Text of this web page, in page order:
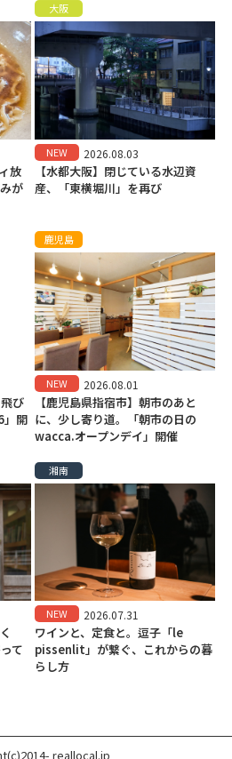
放
が
大阪
NEW 2026.08.03
【水都大阪】閉じている水辺資
産、「東横堀川」を再び
び
」開
鹿児島
NEW 2026.08.01
【鹿児島県指宿市】朝市のあと
に、少し寄り道。「朝市の日の
wacca.オープンデイ」開催
て
湘南
NEW 2026.07.31
ワインと、定食と。逗子「le
pissenlit」が繋ぐ、これからの暮
らし方
reallocal.jp